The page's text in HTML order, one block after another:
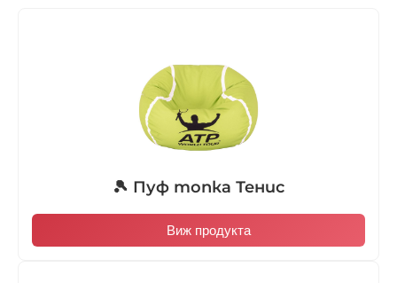
🎾 Пуф топка Тенис
Виж продукта